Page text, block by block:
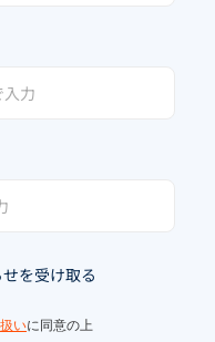
を受け取る
いに同意の上